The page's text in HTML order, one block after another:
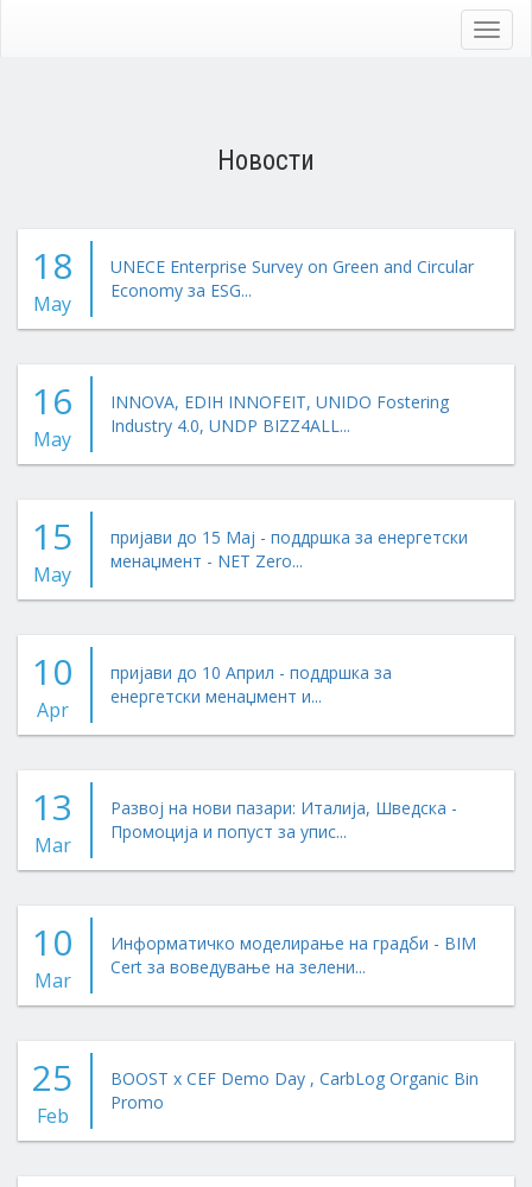
Новости
18
May
UNECE Enterprise Survey on Green and Circular
Economy за ESG...
16
May
INNOVA, EDIH INNOFEIT, UNIDO Fostering
Industry 4.0, UNDP BIZZ4ALL...
15
May
пријави до 15 Мај - поддршка за енергетски
менаџмент - NET Zero...
10
Apr
пријави до 10 Април - поддршка за
енергетски менаџмент и...
13
Mar
Развој на нови пазари: Италија, Шведска -
Промоција и попуст за упис...
10
Mar
Информатичко моделирање на градби - BIM
Cert за воведување на зелени...
25
Feb
BOOST x CEF Demo Day , CarbLog Organic Bin
Promo